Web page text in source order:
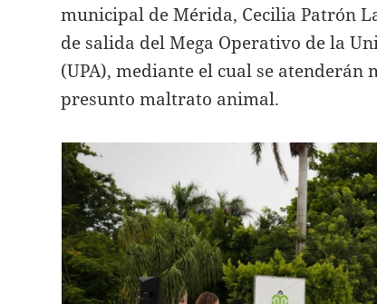
municipal de Mérida, Cecilia Patrón
de salida del Mega Operativo de la
(UPA), mediante el cual se atenderán
presunto maltrato animal.